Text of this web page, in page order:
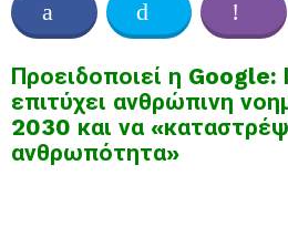
Προειδοποιεί η Google:
επιτύχει ανθρώπινη
2030 και να
ανθρωπότητα»